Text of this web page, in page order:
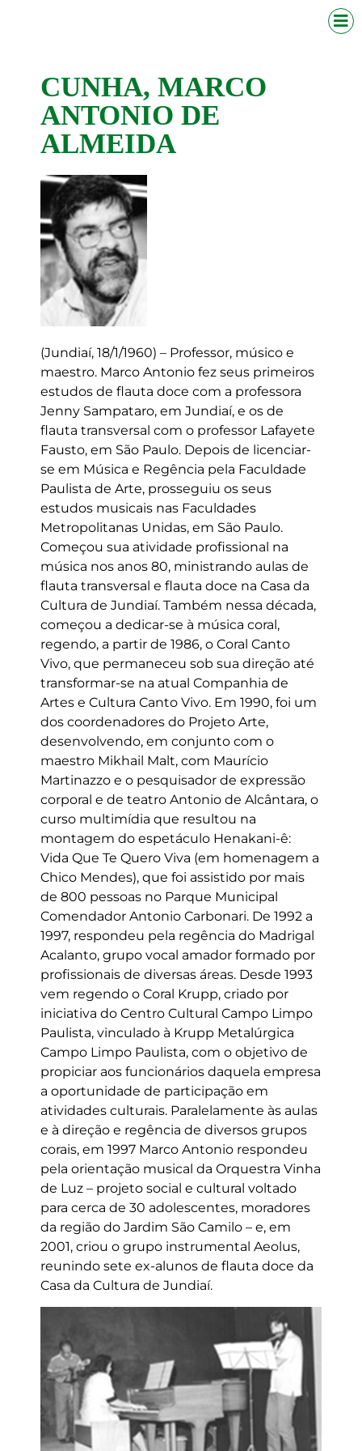
CUNHA, MARCO
ANTONIO DE
ALMEIDA
(Jundiaí, 18/1/1960) – Professor, músico e
maestro. Marco Antonio fez seus primeiros
estudos de flauta doce com a professora
Jenny Sampataro, em Jundiaí, e os de
flauta transversal com o professor Lafayete
Fausto, em São Paulo. Depois de licenciar-
se em Música e Regência pela Faculdade
Paulista de Arte, prosseguiu os seus
estudos musicais nas Faculdades
Metropolitanas Unidas, em São Paulo.
Começou sua atividade profissional na
música nos anos 80, ministrando aulas de
flauta transversal e flauta doce na Casa da
Cultura de Jundiaí. Também nessa década,
começou a dedicar-se à música coral,
regendo, a partir de 1986, o Coral Canto
Vivo, que permaneceu sob sua direção até
transformar-se na atual Companhia de
Artes e Cultura Canto Vivo. Em 1990, foi um
dos coordenadores do Projeto Arte,
desenvolvendo, em conjunto com o
maestro Mikhail Malt, com Maurício
Martinazzo e o pesquisador de expressão
corporal e de teatro Antonio de Alcântara, o
curso multimídia que resultou na
montagem do espetáculo Henakani-ê:
Vida Que Te Quero Viva (em homenagem a
Chico Mendes), que foi assistido por mais
de 800 pessoas no Parque Municipal
Comendador Antonio Carbonari. De 1992 a
1997, respondeu pela regência do Madrigal
Acalanto, grupo vocal amador formado por
profissionais de diversas áreas. Desde 1993
vem regendo o Coral Krupp, criado por
iniciativa do Centro Cultural Campo Limpo
Paulista, vinculado à Krupp Metalúrgica
Campo Limpo Paulista, com o objetivo de
propiciar aos funcionários daquela empresa
a oportunidade de participação em
atividades culturais. Paralelamente às aulas
e à direção e regência de diversos grupos
corais, em 1997 Marco Antonio respondeu
pela orientação musical da Orquestra Vinha
de Luz – projeto social e cultural voltado
para cerca de 30 adolescentes, moradores
da região do Jardim São Camilo – e, em
2001, criou o grupo instrumental Aeolus,
reunindo sete ex-alunos de flauta doce da
Casa da Cultura de Jundiaí.